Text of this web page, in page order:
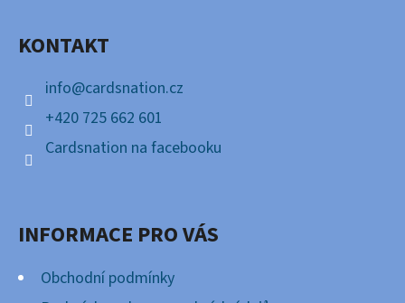
KONTAKT
info@cardsnation.cz
+420 725 662 601
Cardsnation na facebooku
INFORMACE PRO VÁS
Obchodní podmínky